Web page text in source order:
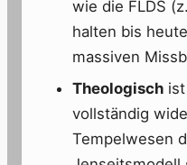
wie die FLDS
halten bis
massiven
Theologisch
vollständig
Tempelwesen